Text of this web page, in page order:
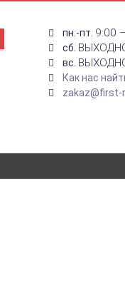
пн.-пт. 9:00
сб.
вс.
Как нас
zakaz@first-